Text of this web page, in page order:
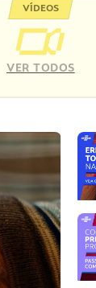
VÍDEOS
VER TODOS